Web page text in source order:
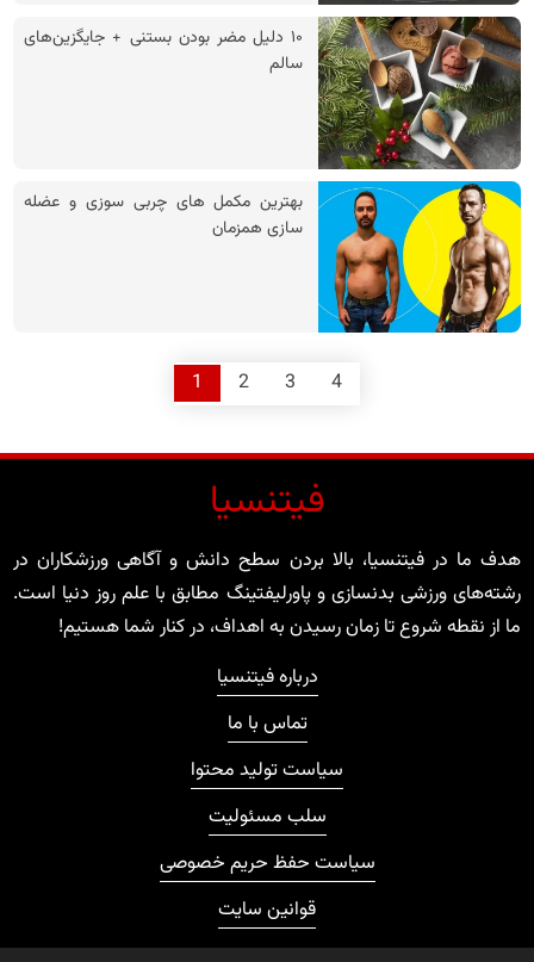
۱۰ دلیل مضر بودن بستنی + جایگزین‌های
سالم
بهترین مکمل های چربی سوزی و عضله
سازی همزمان
1 2 3 4
فیتنسیا
هدف ما در فیتنسیا، بالا بردن سطح دانش و آگاهی ورزشکاران در
رشته‌های ورزشی بدنسازی و پاورلیفتینگ مطابق با علم روز دنیا است.
ما از نقطه شروع تا زمان رسیدن به اهداف، در کنار شما هستیم!
درباره فیتنسیا
تماس با ما
سیاست تولید محتوا
سلب مسئولیت
سیاست حفظ حریم خصوصی
قوانین سایت